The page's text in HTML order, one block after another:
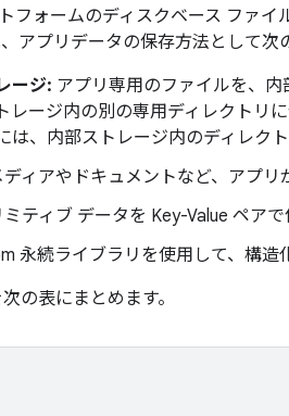
フォームのディスクベース ファ
アプリデータの保存方法として次
ージ: アプリ専用のファイルを、
レージ内の別の専用ディレクトリ
は、内部ストレージ内のディレクト
ディアやドキュメントなど、アプリ
ティブ データを Key-Value ペアで
永続ライブラリを使用して、構造
の表にまとめます。